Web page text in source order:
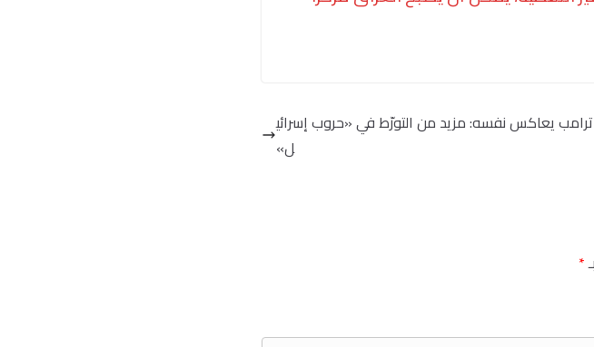
ترامب يعاكس نفسه: مزيد من التورّط في «حروب إسرائي
ل»
*